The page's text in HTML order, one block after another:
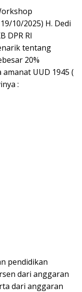
10/2025) H. Dedi
DPR RI
tentang
20%
UUD 1945 (
:
pendidikan
dari anggaran
dari anggaran